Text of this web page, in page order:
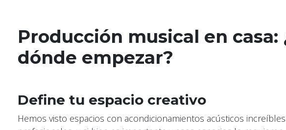
Producción musical en casa:
dónde empezar?
Define tu espacio creativo
Hemos visto espacios con acondicionamientos acústicos